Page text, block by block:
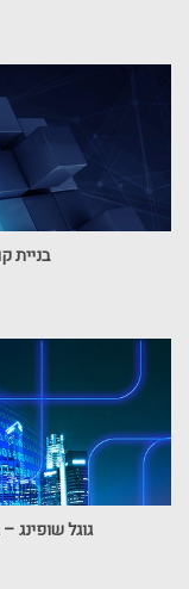
בניית
גוגל שופינג